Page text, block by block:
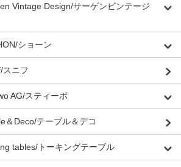
Vintage Design/サーゲンビンテージ
ショーン
スニフ
AG/スティーボ
＆Deco/テーブル＆デコ
tables/トーキングテーブル